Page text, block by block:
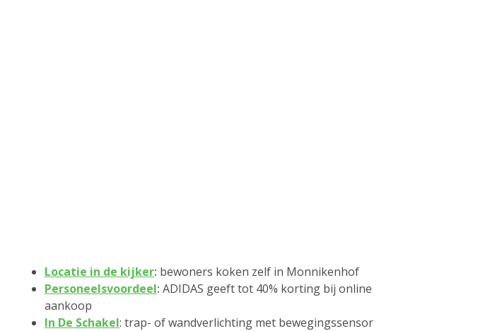
Locatie in de kijker: bewoners koken zelf in Monnikenhof
Personeelsvoordeel: ADIDAS geeft tot 40% korting bij online
aankoop
In De Schakel: trap- of wandverlichting met bewegingssensor